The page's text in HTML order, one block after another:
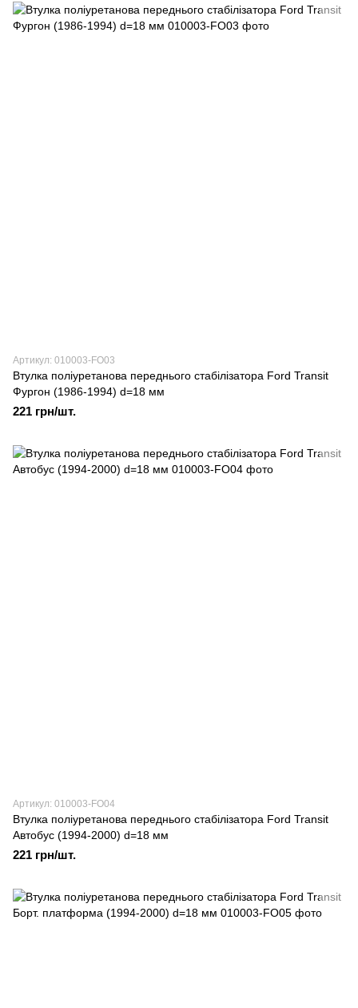
Артикул: 010003-FO03
Втулка поліуретанова переднього стабілізатора Ford Transit
Фургон (1986-1994) d=18 мм
221 грн/шт.
Артикул: 010003-FO04
Втулка поліуретанова переднього стабілізатора Ford Transit
Автобус (1994-2000) d=18 мм
221 грн/шт.